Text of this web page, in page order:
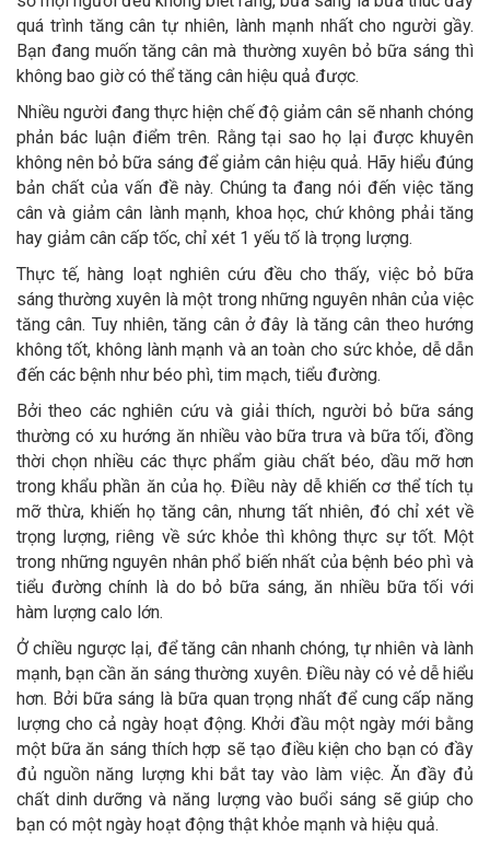
quá trình tăng cân tự nhiên, lành mạnh nhất cho người gầy.
Bạn đang muốn tăng cân mà thường xuyên bỏ bữa sáng thì
không bao giờ có thể tăng cân hiệu quả được.
Nhiều người đang thực hiện chế độ giảm cân sẽ nhanh chóng
phản bác luận điểm trên. Rằng tại sao họ lại được khuyên
không nên bỏ bữa sáng để giảm cân hiệu quả. Hãy hiểu đúng
bản chất của vấn đề này. Chúng ta đang nói đến việc tăng
cân và giảm cân lành mạnh, khoa học, chứ không phải tăng
hay giảm cân cấp tốc, chỉ xét 1 yếu tố là trọng lượng.
Thực tế, hàng loạt nghiên cứu đều cho thấy, việc bỏ bữa
sáng thường xuyên là một trong những nguyên nhân của việc
tăng cân. Tuy nhiên, tăng cân ở đây là tăng cân theo hướng
không tốt, không lành mạnh và an toàn cho sức khỏe, dễ dẫn
đến các bệnh như béo phì, tim mạch, tiểu đường.
Bởi theo các nghiên cứu và giải thích, người bỏ bữa sáng
thường có xu hướng ăn nhiều vào bữa trưa và bữa tối, đồng
thời chọn nhiều các thực phẩm giàu chất béo, dầu mỡ hơn
trong khẩu phần ăn của họ. Điều này dễ khiến cơ thể tích tụ
mỡ thừa, khiến họ tăng cân, nhưng tất nhiên, đó chỉ xét về
trọng lượng, riêng về sức khỏe thì không thực sự tốt. Một
trong những nguyên nhân phổ biến nhất của bệnh béo phì và
tiểu đường chính là do bỏ bữa sáng, ăn nhiều bữa tối với
hàm lượng calo lớn.
Ở chiều ngược lại, để tăng cân nhanh chóng, tự nhiên và lành
mạnh, bạn cần ăn sáng thường xuyên. Điều này có vẻ dễ hiểu
hơn. Bởi bữa sáng là bữa quan trọng nhất để cung cấp năng
lượng cho cả ngày hoạt động. Khởi đầu một ngày mới bằng
một bữa ăn sáng thích hợp sẽ tạo điều kiện cho bạn có đầy
đủ nguồn năng lượng khi bắt tay vào làm việc. Ăn đầy đủ
chất dinh dưỡng và năng lượng vào buổi sáng sẽ giúp cho
bạn có một ngày hoạt động thật khỏe mạnh và hiệu quả.